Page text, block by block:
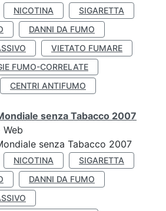
NICOTINA
SIGARETTA
DANNI DA FUMO
VIETATO FUMARE
FUMO-CORRELATE
CENTRI ANTIFUMO
senza Tabacco 2007
senza Tabacco 2007
NICOTINA
SIGARETTA
DANNI DA FUMO